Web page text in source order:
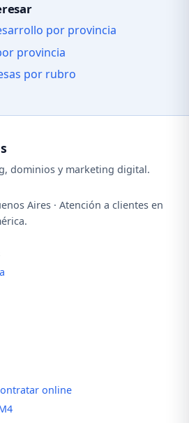
por provincia
provincia
por rubro
dominios y marketing digital.
Aires · Atención a clientes en
online